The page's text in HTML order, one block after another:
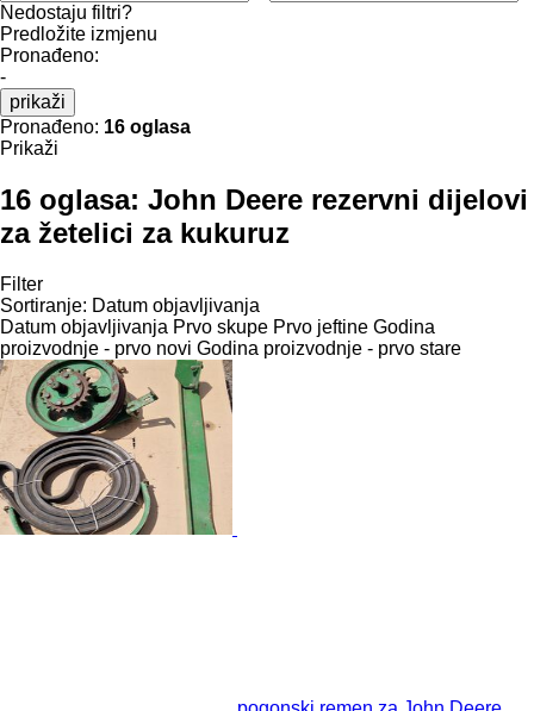
Nedostaju filtri?
Predložite izmjenu
Pronađeno:
-
prikaži
Pronađeno: 16 oglasa
Prikaži
16 oglasa: John Deere rezervni dijelovi
za žetelici za kukuruz
Filter
Sortiranje: Datum objavljivanja
Datum objavljivanja Prvo skupe Prvo jeftine Godina
proizvodnje - prvo novi Godina proizvodnje - prvo stare